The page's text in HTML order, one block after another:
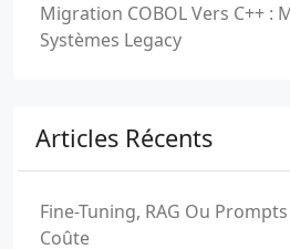
Migration COBOL Vers C++ :
Systèmes Legacy
Articles Récents
Fine-Tuning, RAG Ou
Coûte